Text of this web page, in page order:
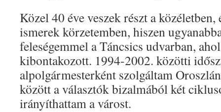
Közel 40 éve veszek részt a
ismerek körzetemben, hiszen
feleségemmel a Táncsics udvarban,
kibontakozott. 1994-2002. közötti
alpolgármesterként szolgáltam
között a választók bizalmából két
irányíthattam a várost.